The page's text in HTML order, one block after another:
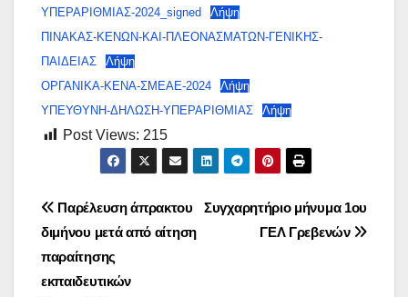
ΥΠΕΡΑΡΙΘΜΙΑΣ-2024_signed
Λήψη
ΠΙΝΑΚΑΣ-ΚΕΝΩΝ-ΚΑΙ-ΠΛΕΟΝΑΣΜΑΤΩΝ-ΓΕΝΙΚΗΣ-
ΠΑΙΔΕΙΑΣ
Λήψη
ΟΡΓΑΝΙΚΑ-ΚΕΝΑ-ΣΜΕΑΕ-2024
Λήψη
ΥΠΕΥΘΥΝΗ-ΔΗΛΩΣΗ-ΥΠΕΡΑΡΙΘΜΙΑΣ
Λήψη
Post Views: 215
Πλοήγηση
άρθρων
Συγχαρητήριο μήνυμα 1ου
ΓΕΛ Γρεβενών
Παρέλευση άπρακτου
διμήνου μετά από αίτηση
παραίτησης
εκπαιδευτικών